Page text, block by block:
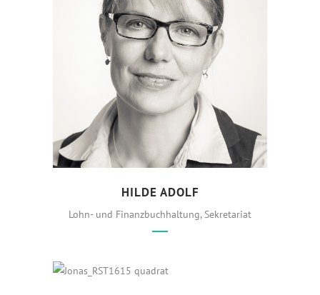
HILDE ADOLF
Lohn- und Finanzbuchhaltung, Sekretariat
IT Security Beauftragter